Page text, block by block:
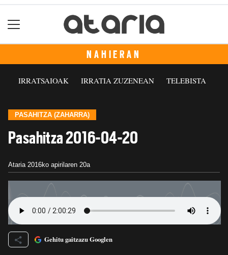
NAHIERAN
IRRATSAIOAK IRRATIA ZUZENEAN TELEBISTA
PASAHITZA (ZAHARRA)
Pasahitza 2016-04-20
Ataria 2016ko apirilaren 20a
Gehitu gaitzazu Googlen